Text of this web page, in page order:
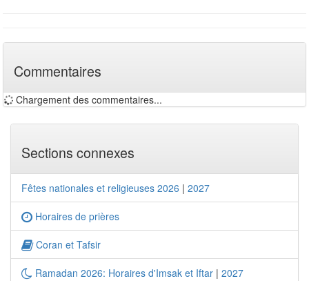
Commentaires
Chargement des commentaires...
Sections connexes
Fêtes nationales et religieuses 2026 | 2027
Horaires de prières
Coran et Tafsir
Ramadan 2026: Horaires d'Imsak et Iftar | 2027